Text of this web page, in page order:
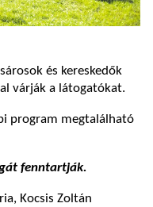
és kereskedők
várják a látogatókat.
program megtalálható
fenntartják.
Kocsis Zoltán